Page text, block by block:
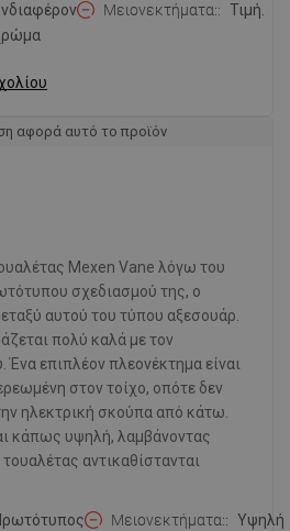
Μειονεκτήματα: Τιμή.
αφορά αυτό το προϊόν
Mexen Vane λόγω του
σχεδιασμού της, ο
αυτού του τύπου αξεσουάρ.
πολύ καλά με τον
Ένα επιπλέον πλεονέκτημα είναι
στον τοίχο, οπότε δεν
ηλεκτρική σκούπα από κάτω.
κάπως υψηλή, λαμβάνοντας
αντικαθίστανται
Μειονεκτήματα:
Υψηλή